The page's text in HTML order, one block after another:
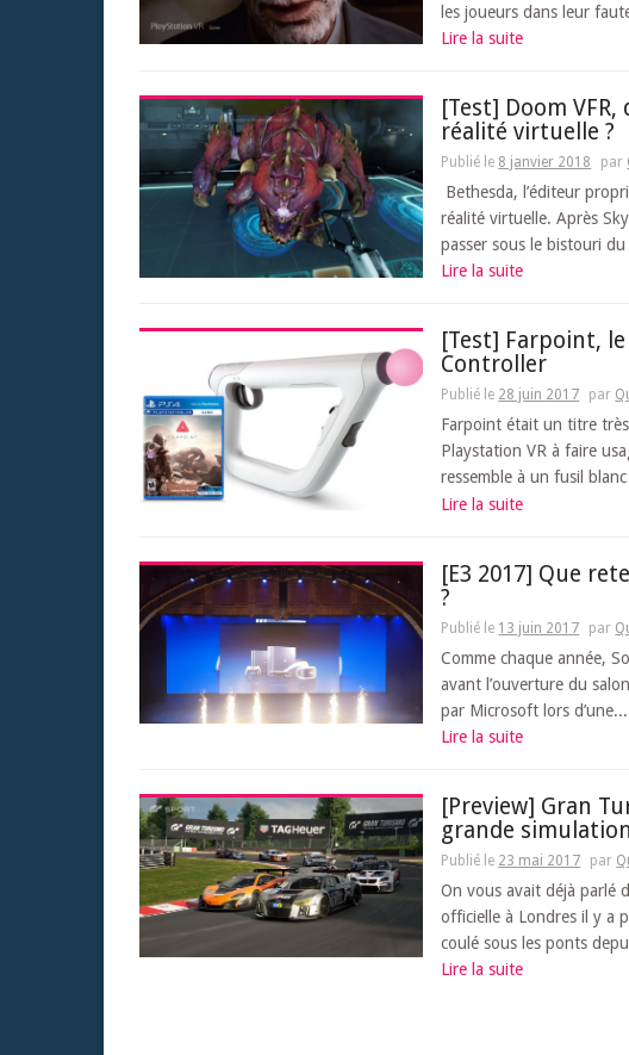
les joueurs dans leur
Lire la suite
[Test] Doom
réalité virtuelle ?
Publié le 8 janvier 2018 par
Bethesda, l’éditeur
réalité virtuelle. Après
passer sous le bistouri
Lire la suite
[Test] Farpoint,
Controller
Publié le 28 juin 2017 par
Farpoint était un titre
Playstation VR à faire
ressemble à un fusil
Lire la suite
[E3 2017] Que
?
Publié le 13 juin 2017 par
Comme chaque année,
avant l’ouverture du
par Microsoft lors d’une...
Lire la suite
[Preview] Gran
grande
Publié le 23 mai 2017 par
On vous avait déjà parlé
officielle à Londres il y a
coulé sous les ponts
Lire la suite